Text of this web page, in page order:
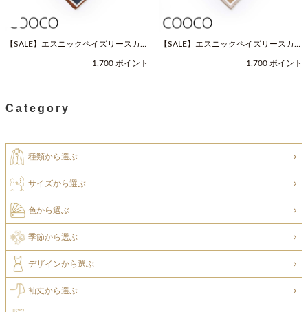
【SALE】エスニックペイズリースカー
1,700 ポイント
【SALE】エスニックペイズリースカー
1,700 ポイント
Category
種類から選ぶ
サイズから選ぶ
色から選ぶ
季節から選ぶ
デザインから選ぶ
袖丈から選ぶ